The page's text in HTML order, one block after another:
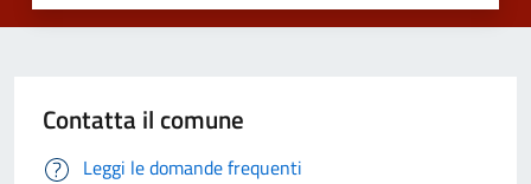
Contatta il comune
Leggi le domande frequenti